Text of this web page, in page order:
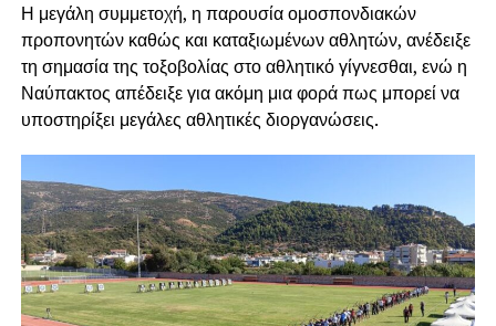
Η μεγάλη συμμετοχή, η παρουσία ομοσπονδιακών
προπονητών καθώς και καταξιωμένων αθλητών, ανέδειξε
τη σημασία της τοξοβολίας στο αθλητικό γίγνεσθαι, ενώ η
Ναύπακτος απέδειξε για ακόμη μια φορά πως μπορεί να
υποστηρίξει μεγάλες αθλητικές διοργανώσεις.